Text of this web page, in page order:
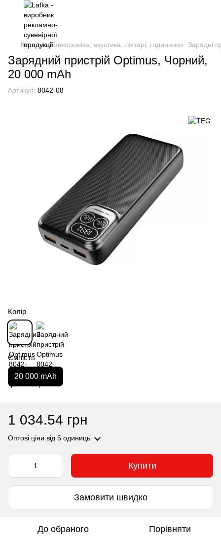
Каталог Електроніка, акустика, ліхтарі, годинники Зарядні
Зарядний пристрій Optimus, Чорний,
20 000 mAh
Артикул: 8042-08
Колір
Ємність
20 000 mAh
1 034.54 грн
Оптові ціни від 5 одиниць
Купити
Замовити швидко
До обраного Порівняти